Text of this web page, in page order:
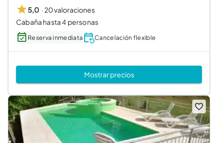
5,0 · 20 valoraciones
Cabaña hasta 4 personas
Reserva inmediata Cancelación flexible
Mostrar precios